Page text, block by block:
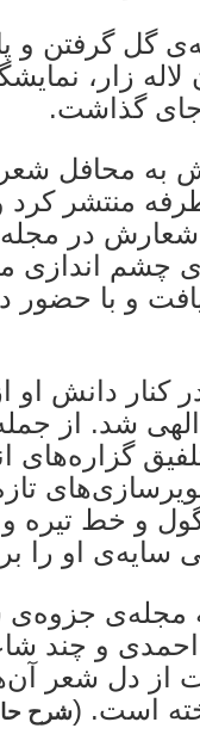
گل گرفتن و
زار،
جای گذاشت.
به محافل
منتشر کرد
اشعارش در
اندازی
و با حضور
کنار دانش
الهی شد. از
گزاره‌های
و خط
سایه‌ی او را
مجله‌ی
و چند
از دل شعر
است. (شرح